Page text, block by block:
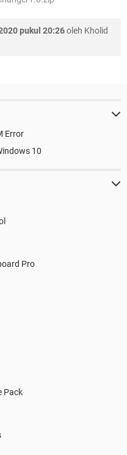
pukul 20:26oleh Kholid
Error
10
Pro
Pack